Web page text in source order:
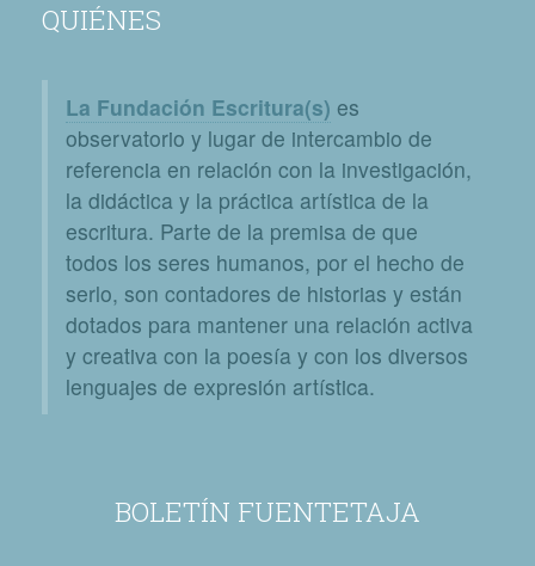
QUIÉNES
La Fundación Escritura(s) es
observatorio y lugar de intercambio de
referencia en relación con la investigación,
la didáctica y la práctica artística de la
escritura. Parte de la premisa de que
todos los seres humanos, por el hecho de
serlo, son contadores de historias y están
dotados para mantener una relación activa
y creativa con la poesía y con los diversos
lenguajes de expresión artística.
BOLETÍN FUENTETAJA